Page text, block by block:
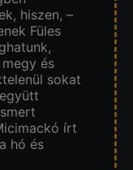
hiszen, –
Füles
és
sokat
írt
hó és